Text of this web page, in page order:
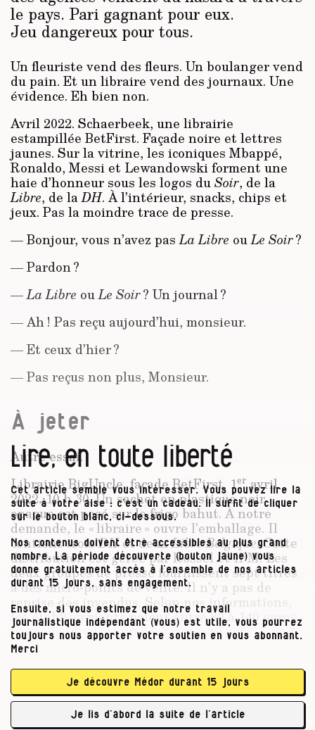
le pays. Pari gagnant pour eux.
Jeu dangereux pour tous.
Un fleuriste vend des fleurs. Un boulanger vend
du pain. Et un libraire vend des journaux. Une
évidence. Eh bien non.
Avril 2022. Schaerbeek, une librairie
estampillée BetFirst. Façade noire et lettres
jaunes. Sur la vitrine, les iconiques Mbappé,
Ronaldo, Messi et Lewandowski forment une
haie d’honneur sous les logos duSoir, de la
Libre, de laDH. À l’intérieur, snacks, chips et
jeux. Pas la moindre trace de presse.
— Bonjour, vous n’avez pasLa Libre ouLe Soir?
— Pardon ?
—La Libre ouLe Soir? Un journal ?
— Ah ! Pas reçu aujourd’hui, monsieur.
— Et ceux d’hier ?
— Pas reçus non plus, Monsieur.
À jeter
Autre essai.
Librairie BigUncle, façade BetFirst. 1er avril
2022.10 h 30. Un sachet en plastique noir
opaque est posé sur le frigo bahut. À notre
demande, le « libraire » ouvre l’emballage. Il
contient troisDHet deuxLibreBelgique. Cette
distribution est gérée par Rossel et IPM. Les
deux groupes de presse fournissent sept titres
à des micro-points de vente. Il n’y a pas de
reprise des invendus. Selon nos informations,
les établissements paient entre 80 à 140 euros
par semaine pour un pack minimal avec
différents titres. Souvent, dans ces établisse­
mètre cinquante, large de trois journaux,
prétend être un rayon « librairie ». IPM (La
Libre,La DH,Paris-Match,LN24,L’Avenir,…) est
également le propriétaire …
Lire, en toute liberté
Cet article semble vous intéresser. Vous pouvez lire la
suite à votre aise : c’est un cadeau. Il suffit de cliquer
sur le bouton blanc, ci-dessous.
Nos contenus doivent être accessibles au plus grand
nombre. La période découverte (bouton jaune) vous
donne gratuitement accès à l’ensemble de nos articles
durant 15 jours, sans engagement.
Ensuite, si vous estimez que notre travail
journalistique indépendant (vous) est utile, vous pourrez
toujours nous apporter votre soutien en vous abonnant.
Merci
Je découvre Médor durant 15 jours
Je lis d’abord la suite de l’article